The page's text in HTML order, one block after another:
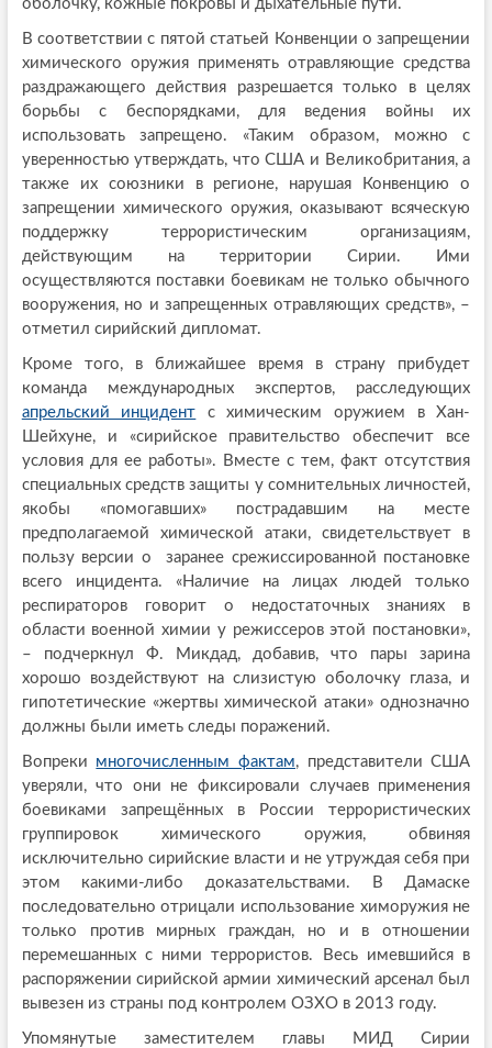
оболочку, кожные покровы и дыхательные пути.
В соответствии с пятой статьей Конвенции о запрещении
химического оружия применять отравляющие средства
раздражающего действия разрешается только в целях
борьбы с беспорядками, для ведения войны их
использовать запрещено. «Таким образом, можно с
уверенностью утверждать, что США и Великобритания, а
также их союзники в регионе, нарушая Конвенцию о
запрещении химического оружия, оказывают всяческую
поддержку террористическим организациям,
действующим на территории Сирии. Ими
осуществляются поставки боевикам не только обычного
вооружения, но и запрещенных отравляющих средств», –
отметил сирийский дипломат.
Кроме того, в ближайшее время в страну прибудет
команда международных экспертов, расследующих
апрельский инцидент с химическим оружием в Хан-
Шейхуне, и «сирийское правительство обеспечит все
условия для ее работы». Вместе с тем, факт отсутствия
специальных средств защиты у сомнительных личностей,
якобы «помогавших» пострадавшим на месте
предполагаемой химической атаки, свидетельствует в
пользу версии о заранее срежиссированной постановке
всего инцидента. «Наличие на лицах людей только
респираторов говорит о недостаточных знаниях в
области военной химии у режиссеров этой постановки»,
– подчеркнул Ф. Микдад, добавив, что пары зарина
хорошо воздействуют на слизистую оболочку глаза, и
гипотетические «жертвы химической атаки» однозначно
должны были иметь следы поражений.
Вопреки многочисленным фактам, представители США
уверяли, что они не фиксировали случаев применения
боевиками запрещённых в России террористических
группировок химического оружия, обвиняя
исключительно сирийские власти и не утруждая себя при
этом какими-либо доказательствами. В Дамаске
последовательно отрицали использование химоружия не
только против мирных граждан, но и в отношении
перемешанных с ними террористов. Весь имевшийся в
распоряжении сирийской армии химический арсенал был
вывезен из страны под контролем ОЗХО в 2013 году.
Упомянутые заместителем главы МИД Сирии